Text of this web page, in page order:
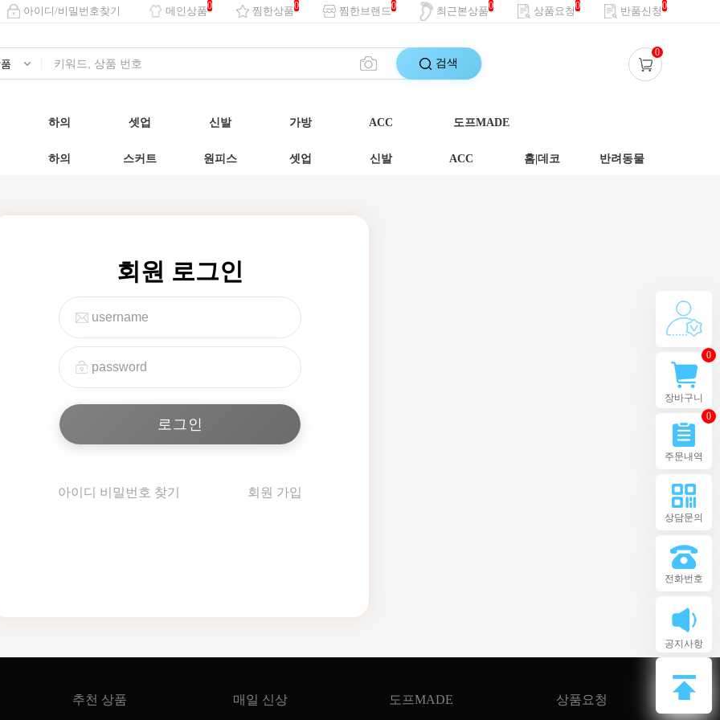
아이디/비밀번호찾기 메인상품0 찜한상품0 찜한브랜드0 최근본상품0 상품요청0 반품신청0
검색
0
하의 셋업 신발 가방 ACC 도프MADE
하의 스커트 원피스 셋업 신발 ACC 홈|데코 반려동물
회원 로그인
아이디 비밀번호 찾기 회원 가입
추천 상품 매일 신상 도프MADE 상품요청
장바구니
0
주문내역
0
상담문의
전화번호
공지사항